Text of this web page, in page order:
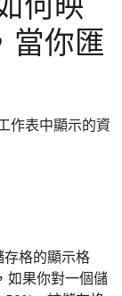
當你匯
作表中顯示的資
格的顯示格
如果你對一個儲